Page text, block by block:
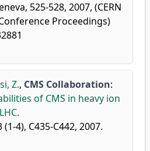
525-528, 2007, (CERN
Proceedings)
Z., CMS Collaboration:
of CMS in heavy ion
(1-4), C435-C442, 2007.